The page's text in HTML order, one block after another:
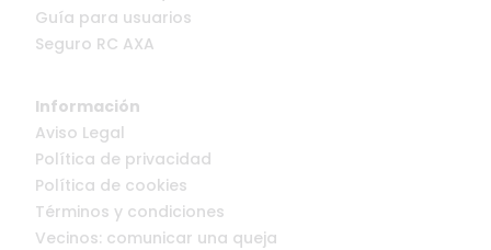
Guía para usuarios
Seguro RC AXA
Información
Aviso Legal
Política de privacidad
Política de cookies
Términos y condiciones
Vecinos: comunicar una queja